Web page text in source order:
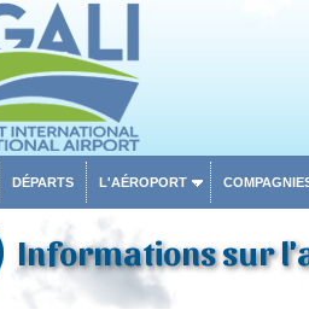
DÉPARTS L'AÉROPORT
Informations sur